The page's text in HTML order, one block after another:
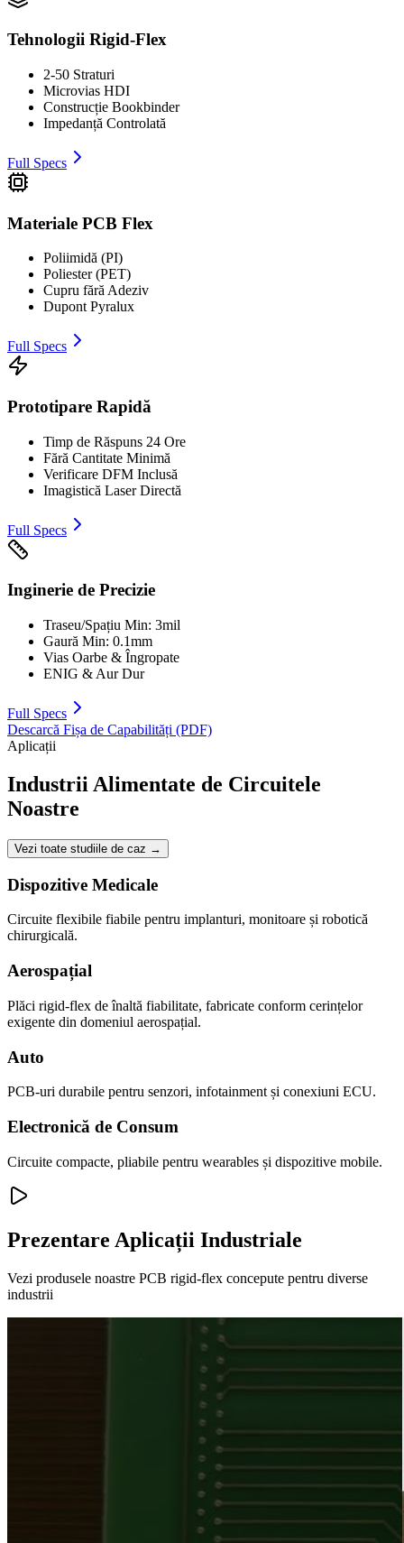
Tehnologii Rigid-Flex
2-50 Straturi
Microvias HDI
Construcție Bookbinder
Impedanță Controlată
Full Specs
Materiale PCB Flex
Poliimidă (PI)
Poliester (PET)
Cupru fără Adeziv
Dupont Pyralux
Full Specs
Prototipare Rapidă
Timp de Răspuns 24 Ore
Fără Cantitate Minimă
Verificare DFM Inclusă
Imagistică Laser Directă
Full Specs
Inginerie de Precizie
Traseu/Spațiu Min: 3mil
Gaură Min: 0.1mm
Vias Oarbe & Îngropate
ENIG & Aur Dur
Full Specs
Descarcă Fișa de Capabilități (PDF)
Aplicații
Industrii Alimentate de Circuitele
Noastre
Vezi toate studiile de caz →
Dispozitive Medicale
Circuite flexibile fiabile pentru implanturi, monitoare și robotică
chirurgicală.
Aerospațial
Plăci rigid-flex de înaltă fiabilitate, fabricate conform cerințelor
exigente din domeniul aerospațial.
Auto
PCB-uri durabile pentru senzori, infotainment și conexiuni ECU.
Electronică de Consum
Circuite compacte, pliabile pentru wearables și dispozitive mobile.
Prezentare Aplicații Industriale
Vezi produsele noastre PCB rigid-flex concepute pentru diverse
industrii